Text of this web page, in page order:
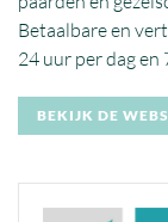
Betaalbare en
24 uur per dag en
BEKIJK DE